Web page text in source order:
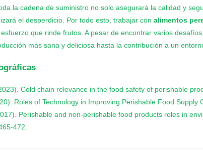
la cadena de suministro no solo asegurará la calidad y
el desperdicio. Por todo esto, trabajar conalimentos
que rinde frutos. A pesar de encontrar varios
más sana y deliciosa hasta la contribución a un
Cold chain relevance in the food safety of perishable
Roles of Technology in Improving Perishable Food Supply
Perishable and non-perishable food products roles in
472.